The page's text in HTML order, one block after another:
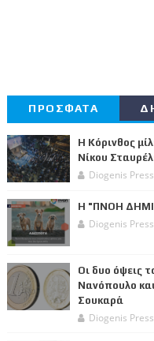
ΠΡΟΣΦΑΤΑ
Η Κόρινθος
Νίκου
Diogenis
Η "ΠΝΟΗ
Diogenis
Οι δυο όψεις
Νανόπουλο
Σουκαρά
Diogenis